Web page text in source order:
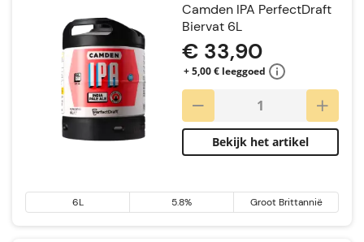
Camden IPA PerfectDraft
Biervat 6L
€ 33,90
+ 5,00 € leeggoed
Bekijk het artikel
6L 5.8% Groot Brittannië